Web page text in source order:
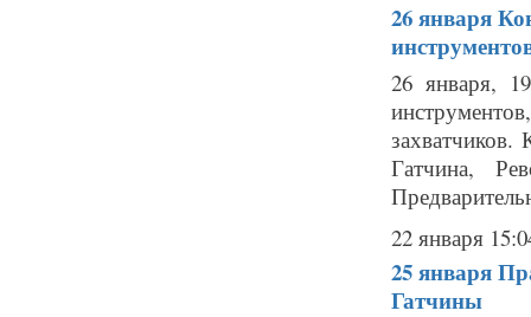
26 января
26 января,
Гатчина,
22 января
25 января
Гатчины